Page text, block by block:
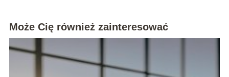
Może Cię również zainteresować